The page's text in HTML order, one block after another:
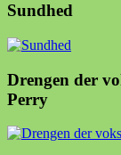
Sundhed
Drengen der
Perry